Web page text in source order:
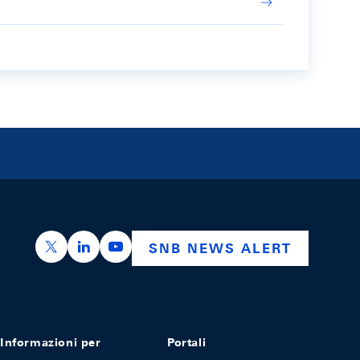
https://x.com/snb_bns
https://ch.linkedin.com/company/swiss-
https://www.youtube.com/
SNB NEWS ALERT
Informazioni per Portali